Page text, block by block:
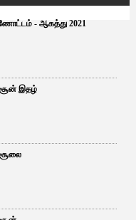
- ஆகத்து 2021
இதழ்